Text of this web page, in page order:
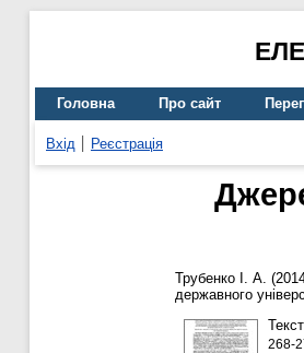
Головна Про сайт
Вхід Реєстрація
Трубенко І. А.
державного
Текст
268-